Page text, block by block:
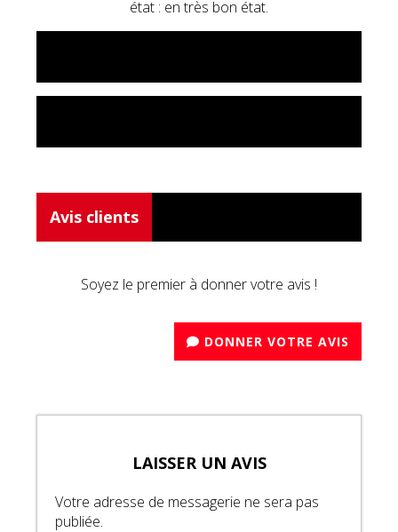
état : en très bon état.
Avis clients
Soyez le premier à donner votre avis !
DONNER VOTRE AVIS
LAISSER UN AVIS
Votre adresse de messagerie ne sera pas
publiée.